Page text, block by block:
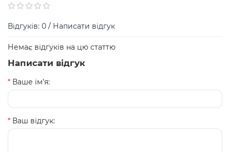
Відгуків: 0 / Написати відгук
Немає відгуків на цю статтю
Написати відгук
Ваше ім’я:
Ваш відгук: